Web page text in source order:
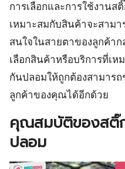
การเลือกและการใช้งานส
เหมาะสมกับสินค้าจะสาม
สนใจในสายตาของลูกค้า
เลือกสินค้าหรือบริการที่เห
กันปลอมให้ถูกต้องสามาร
ลูกค้าของคุณได้อีกด้วย
คุณสมบัติของสติ๊ก
ปลอม